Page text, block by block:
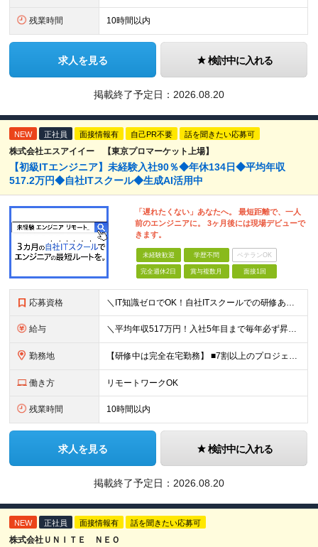
残業時間 10時間以内
求人を見る 検討中に入れる
掲載終了予定日： 2026.08.20
NEW 正社員 面接情報有 自己PR不要 話を聞きたい応募可
株式会社エスアイイー 【東京プロマーケット上場】
【初級ITエンジニア】未経験入社90％◆年休134日◆平均年収
517.2万円◆自社ITスクール◆生成AI活用中
「遅れたくない」あなたへ。 最短距離で、一人
前のエンジニアに。 3ヶ月後には現場デビューで
きます。
未経験歓迎 学歴不問 ベテランOK
完全週休2日 賞与複数月 面接1回
応募資格 ＼IT知識ゼロでOK！自社ITスクールでの研修あり／ ■完全未経験OK(文系出身70％) ■第二新卒歓迎 ■学歴不問 └社会人未経験の方も歓迎します！ 5名以上の採用を予定しているので、同期と入社も
給与 ＼平均年収517万円！入社5年目まで毎年必ず昇給／ ■賞与年3回 ■年収800万円以上も可 ■入社3年以上の平均年収469.2万円 月給23万2000円以上＋賞与年3回＋各種手当 ☆入社5年目まで最
勤務地 【研修中は完全在宅勤務】 ■7割以上のプロジェクトでリモートワークを導入 ■フルリモートもあり ■一都三県のプロジェクト先 ■転居を伴う転勤なし ＜プロジェクト先＞ 東京・神奈川・千葉・埼玉でのプロ
働き方 リモートワークOK
残業時間 10時間以内
求人を見る 検討中に入れる
掲載終了予定日： 2026.08.20
NEW 正社員 面接情報有 話を聞きたい応募可
株式会社ＵＮＩＴＥ ＮＥＯ